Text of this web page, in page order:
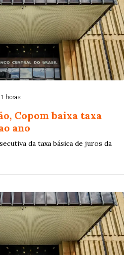
horas
Copom baixa taxa
ano
da taxa básica de juros da